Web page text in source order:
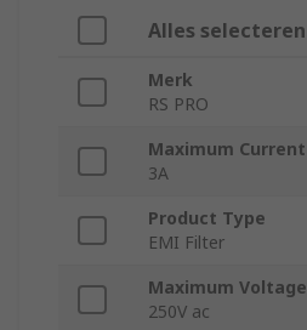
Alles selecteren
Merk
RS PRO
Maximum Current
3A
Product Type
EMI Filter
Maximum Voltage
250V ac